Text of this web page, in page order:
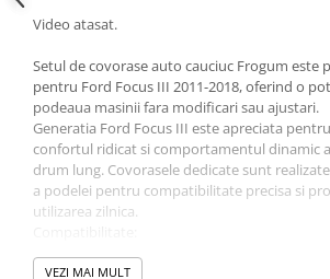
Suporti Numar Inmatriculare
Suporti Telefon Auto
Tetiera Auto
Video atasat.
Setul de covorase auto cauciuc Frogum este
pentru Ford Focus III 2011-2018, oferind o
podeaua masinii fara modificari sau ajustari.
Generatia Ford Focus III este apreciata
confortul ridicat si comportamentul dinamic
drum lung. Covorasele dedicate sunt
a podelei pentru compatibilitate precisa si
utilizarea zilnica.
✔ Ford Focus III 2011-2018
Marginea ridicata contribuie la retinerea
VEZI MAI MULT